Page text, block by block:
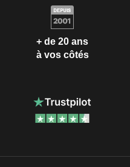
+ de 20 ans
à vos côtés